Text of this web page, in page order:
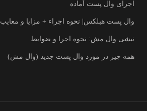
اجرای وال پست آماده
وال پست هبلکس| نحوه اجراء + مزایا و معایب
نبشی وال مش: نحوه اجرا و ضوابط
همه چیز در مورد وال پست جدید (وال مش)